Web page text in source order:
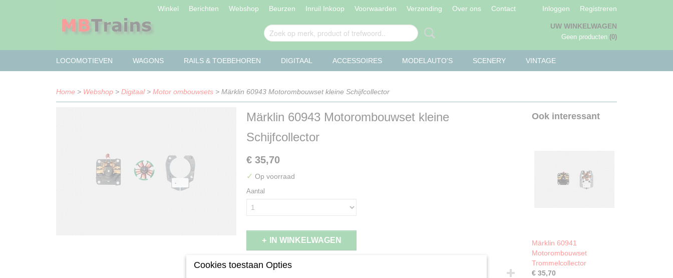
Winkel Berichten Webshop Beurzen Inruil Inkoop Voorwaarden Verzending Over ons Contact Inloggen Registreren
UW WINKELWAGEN
Geen producten (0)
LOCOMOTIEVEN WAGONS RAILS & TOEBEHOREN DIGITAAL ACCESSOIRES MODELAUTO'S SCENERY VINTAGE
Home > Webshop > Digitaal> Motor ombouwsets > Märklin 60943 Motorombouwset kleine Schijfcollector
Märklin 60943 Motorombouwset kleine
Schijfcollector
€ 35,70
✓ Op voorraad
Aantal
IN WINKELWAGEN
Specificaties
Ook interessant
Märklin 60941
Motorombouwset
Trommelcollector
€ 35,70
Cookies toestaan Opties